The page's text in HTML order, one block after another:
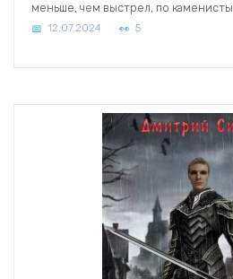
меньше, чем выстрел, по
12.07.2024 5